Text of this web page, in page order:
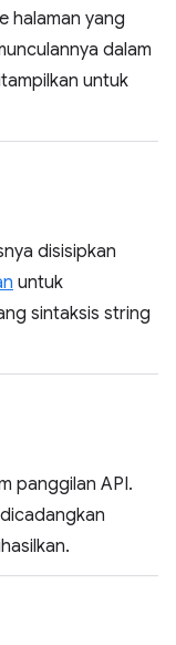
halaman yang
dalam
untuk
disisipkan
untuk
sintaksis string
panggilan API.